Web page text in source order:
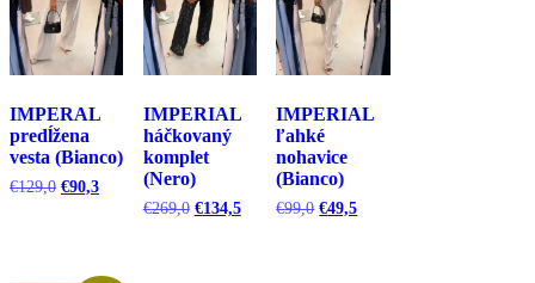
IMPERAL
predĺžena
vesta (Bianco)
€129,0 Pôvodná
€90,3Aktuálna
IMPERIAL
háčkovaný
komplet
(Nero)
€269,0 Pôvodná
€134,5Aktuálna
IMPERIAL
ľahké
nohavice
(Bianco)
€99,0 Pôvodná
€49,5Aktuálna